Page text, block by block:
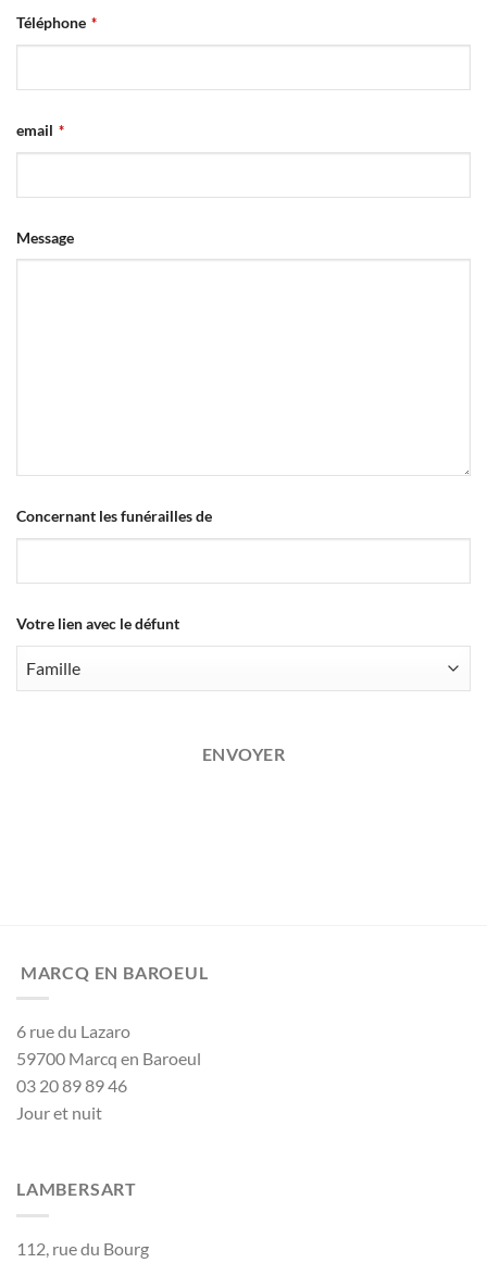
Phone
Number *
Téléphone *
email *
Message
Concernant les funérailles de
Votre lien avec le défunt
ENVOYER
MARCQ EN BAROEUL
6 rue du Lazaro
59700 Marcq en Baroeul
03 20 89 89 46
Jour et nuit
LAMBERSART
112, rue du Bourg